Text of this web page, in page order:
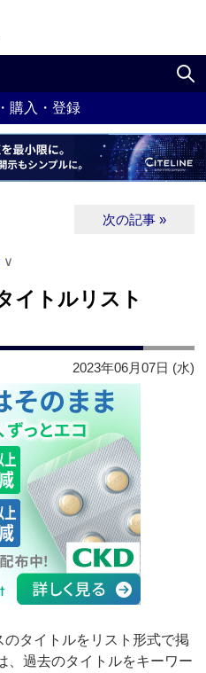
購入・登録
次の記事 »
∨
イトルリスト
2023年06月07日 (水)
タイトルをリスト形式で掲
、過去のタイトルをキーワー